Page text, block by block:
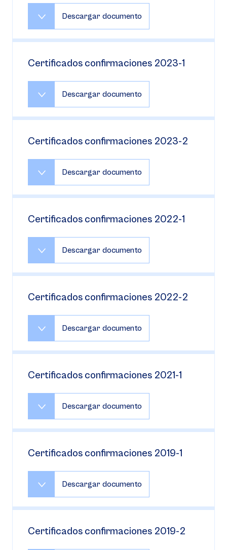
Descargar documento
Certificados confirmaciones 2023-1
Descargar documento
Certificados confirmaciones 2023-2
Descargar documento
Certificados confirmaciones 2022-1
Descargar documento
Certificados confirmaciones 2022-2
Descargar documento
Certificados confirmaciones 2021-1
Descargar documento
Certificados confirmaciones 2019-1
Descargar documento
Certificados confirmaciones 2019-2